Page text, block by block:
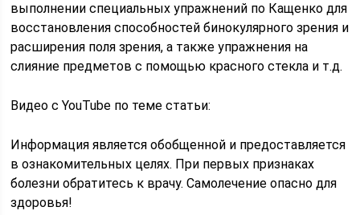
выполнении специальных упражнений по Кащенко для
восстановления способностей бинокулярного зрения и
расширения поля зрения, а также упражнения на
слияние предметов с помощью красного стекла и т.д.
Видео с YouTube по теме статьи:
Информация является обобщенной и предоставляется
в ознакомительных целях. При первых признаках
болезни обратитесь к врачу. Самолечение опасно для
здоровья!